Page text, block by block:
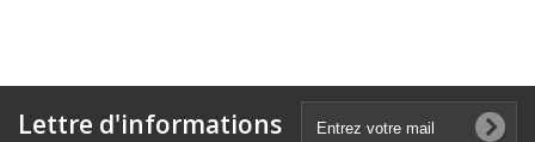
Lettre d'informations